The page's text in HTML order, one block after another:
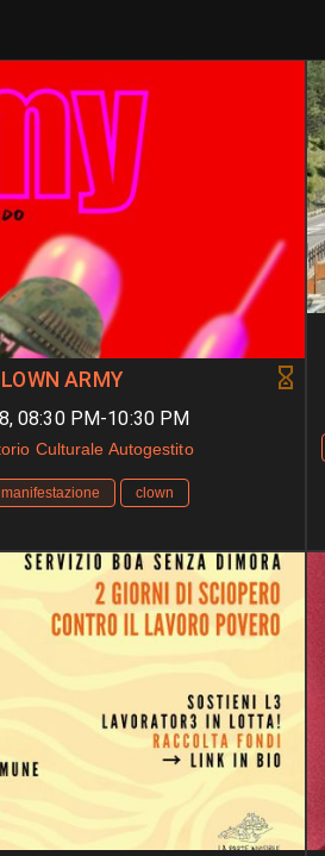
ARMY
08:30 PM-10:30 PM
Culturale Autogestito
manifestazione clown